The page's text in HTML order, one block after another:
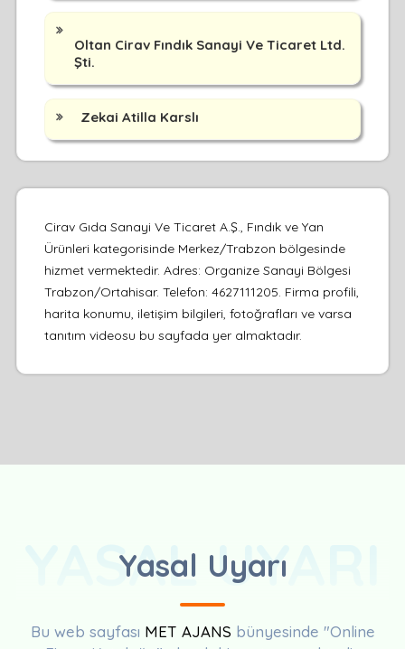
Oltan Cirav Fındık Sanayi Ve Ticaret Ltd.
Şti.
Zekai Atilla Karslı
Cirav Gıda Sanayi Ve Ticaret A.Ş., Fındık ve Yan
Ürünleri kategorisinde Merkez/Trabzon bölgesinde
hizmet vermektedir. Adres: Organize Sanayi Bölgesi
Trabzon/Ortahisar. Telefon: 4627111205. Firma profili,
harita konumu, iletişim bilgileri, fotoğrafları ve varsa
tanıtım videosu bu sayfada yer almaktadır.
Yasal Uyarı
YASAL UYARI
Bu web sayfası MET AJANS bünyesinde "Online